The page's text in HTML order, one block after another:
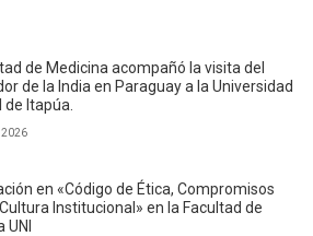
de Medicina acompañó la visita del
de la India en Paraguay a la Universidad
de Itapúa.
2026
en «Código de Ética, Compromisos
Institucional» en la Facultad de
UNI